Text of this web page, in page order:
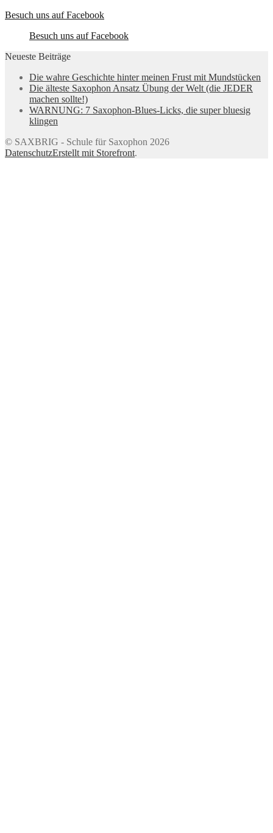
Besuch uns auf Facebook
Besuch uns auf Facebook
Neueste Beiträge
Die wahre Geschichte hinter meinen Frust mit Mundstücken
Die älteste Saxophon Ansatz Übung der Welt (die JEDER
machen sollte!)
WARNUNG: 7 Saxophon-Blues-Licks, die super bluesig
klingen
© SAXBRIG - Schule für Saxophon 2026
DatenschutzErstellt mit Storefront.